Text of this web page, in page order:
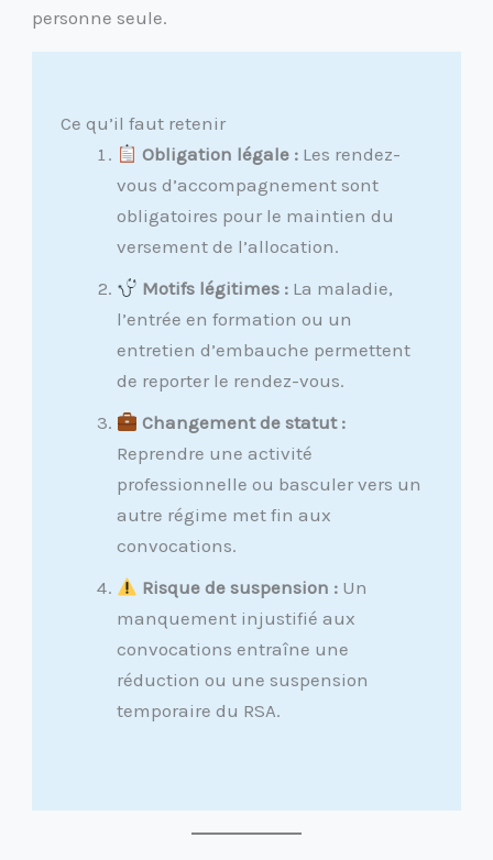
personne seule.
Ce qu’il faut retenir
Obligation légale : Les rendez-
vous d’accompagnement sont
obligatoires pour le maintien du
versement de l’allocation.
Motifs légitimes : La maladie,
l’entrée en formation ou un
entretien d’embauche permettent
de reporter le rendez-vous.
Changement de statut :
Reprendre une activité
professionnelle ou basculer vers un
autre régime met fin aux
convocations.
Risque de suspension : Un
manquement injustifié aux
convocations entraîne une
réduction ou une suspension
temporaire du RSA.